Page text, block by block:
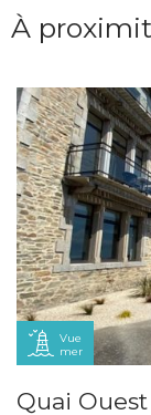
À
Vue
mer
Quai Ouest